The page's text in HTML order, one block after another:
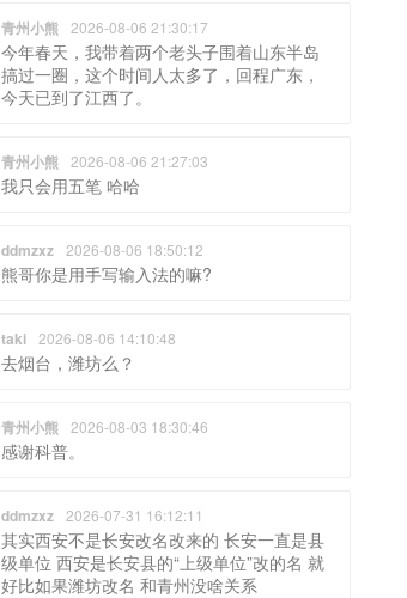
青州小熊 2026-08-06 21:30:17
今年春天，我带着两个老头子围着山东半岛
搞过一圈，这个时间人太多了，回程广东，
今天已到了江西了。
青州小熊 2026-08-06 21:27:03
我只会用五笔 哈哈
ddmzxz 2026-08-06 18:50:12
熊哥你是用手写输入法的嘛?
taki 2026-08-06 14:10:48
去烟台，潍坊么？
青州小熊 2026-08-03 18:30:46
感谢科普。
ddmzxz 2026-07-31 16:12:11
其实西安不是长安改名改来的 长安一直是县
级单位 西安是长安县的“上级单位”改的名 就
好比如果潍坊改名 和青州没啥关系